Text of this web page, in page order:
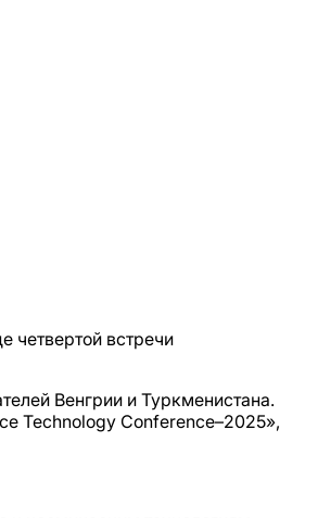
четвертой встречи
Венгрии и Туркменистана.
Technology Conference–2025»,